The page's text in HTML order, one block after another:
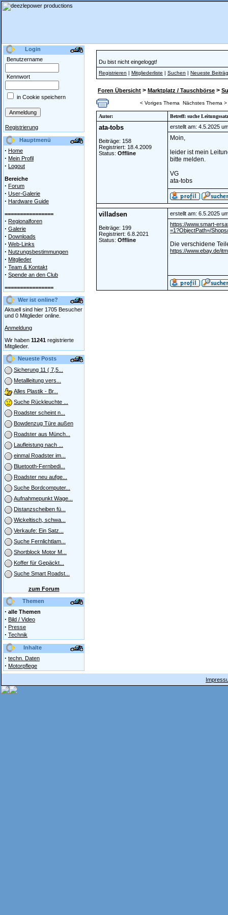
Login
Benutzername
Kennwort
in Cookie speichern
Registrierung
Hauptmenü
· Home
· Mein Profil
· Logout
Bereiche
· Forum
· User-Galerie
· Hardware Guide
================
· Regionalforen
· Galerie
· Downloads
· Web-Links
· Nutzungsbestimmungen
· Mitglieder
· Team & Kontakt
· Spende an den Club
================
Wer ist online?
Aktuell sind hier 1705 Besucher
und 0 Mitglieder online.
Anmeldung
Wir haben 11241 registrierte
Mitglieder.
Neueste Posts
Sicherung 11 ( 7,5...
Metallleitung vers...
Alles Plastik - Br...
Suche Rückleuchte ...
Roadster scheint n...
Bowdenzug Türe außen
Roadster aus Münch...
Laufleistung nach ...
einmal Roadster im...
Bluetooth-Fernbedi...
Roadster neu aufge...
Suche Bordcomputer...
Aufnahmepunkt Wage...
Distanzscheiben fü...
Wickeltisch, schwa...
Verkaufe: Ein Satz...
Suche Fernlichtlam...
Shortblock Motor M...
Koffer für Gepäckt...
Suche Smart Roadst...
zum Forum
Themen
· alle Themen
· Bild / Video
· Presse
· Technik
Inhalte
· techn. Daten
· Motorpflege
Du bist nicht eingeloggt!
Registrieren | Mitgliederliste | Suchen | Neueste
Foren Übersicht > Marktplatz / Tauschbörse >
< Voriges Thema Nächstes Thema >
Autor: Betreff: suche
ata-tobs
Beiträge: 158
Registriert: 18.4.2009
Status: Offline
erstellt am: 4.5.2025
Moin,
leider ist mein
bitte melden.
VG
ata-tobs
villadsen
Beiträge: 199
Registriert: 6.8.2021
Status: Offline
erstellt am: 6.5.2025
https://www.smart-
=1?ObjectPath=/
Die verschidene
https://www.ebay.de/